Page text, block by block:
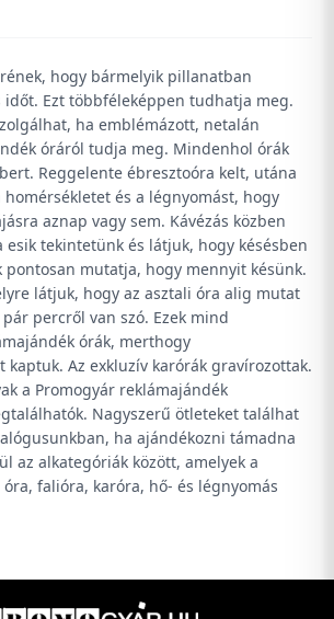
hogy bármelyik pillanatban
időt. Ezt többféleképpen tudhatja meg.
ha emblémázott, netalán
óráról tudja meg. Mindenhol órák
Reggelente ébresztoóra kelt, utána
és a légnyomást, hogy
aznap vagy sem. Kávézás közben
tekintetünk és látjuk, hogy késésben
pontosan mutatja, hogy mennyit késünk.
látjuk, hogy az asztali óra alig mutat
percről van szó. Ezek mind
órák, merthogy
kaptuk. Az exkluzív karórák gravírozottak.
a Promogyár reklámajándék
Nagyszerű ötleteket találhat
ha ajándékozni támadna
az alkategóriák között, amelyek a
óra, falióra, karóra, hő- és légnyomás